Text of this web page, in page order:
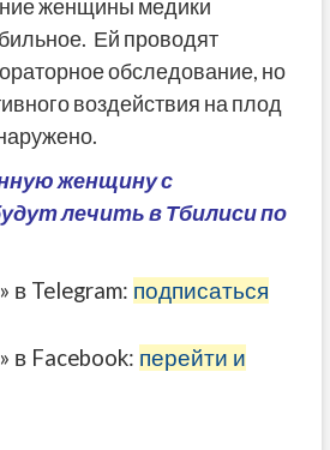
женщины медики
Ей проводят
обследование, но
воздействия на плод
женщину с
лечить в Тбилиси по
в Telegram: подписаться
в Facebook: перейти и